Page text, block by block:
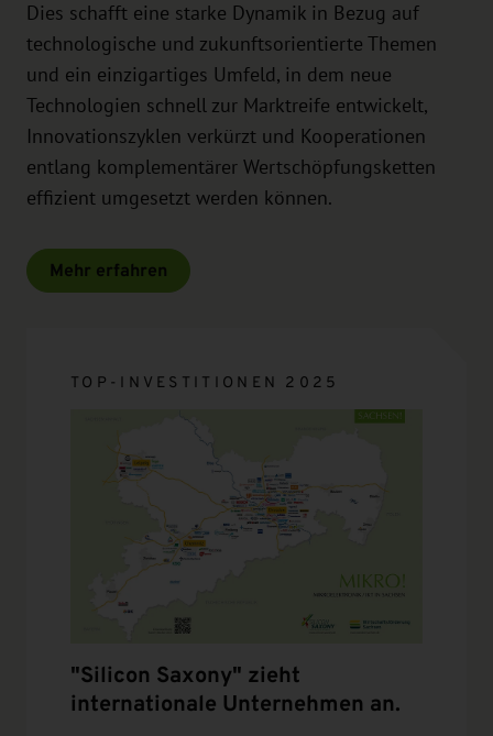
Dies schafft eine starke Dynamik in Bezug auf
technologische und zukunftsorientierte Themen
und ein einzigartiges Umfeld, in dem neue
Technologien schnell zur Marktreife entwickelt,
Innovationszyklen verkürzt und Kooperationen
entlang komplementärer Wertschöpfungsketten
effizient umgesetzt werden können.
Mehr erfahren
TOP-INVESTITIONEN 2025
"Silicon Saxony" zieht
internationale Unternehmen an.